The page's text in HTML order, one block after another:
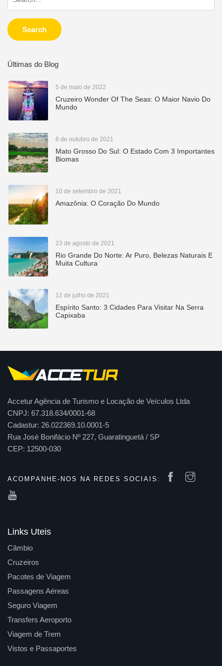
Search
Últimas do Blog
5 de maio de 2022
Cruzeiro Wonder Of The Seas: O Maior Navio Do
Mundo
6 de outubro de 2021
Mato Grosso Do Sul: O Estado Com 3 Importantes
Biomas
10 de setembro de 2021
Amazônia: O Coração Do Mundo
23 de agosto de 2021
Rio Grande Do Norte: Ar Puro, Belezas Naturais E
Muita Cultura
12 de julho de 2021
Espírito Santo: 3 Cidades Para Visitar Na Serra
Capixaba
Accetur Agência de Turismo e Locação de Veículos Ltda
CNPJ: 67.318.634/0001-68
Cadastur: 26.022369.10.0001-5
Rua José Bonifácio Nº 227, Guaratinguetá / SP
CEP: 12500-030
ACOMPANHE-NOS NA REDES SOCIAIS:
Links Uteis
Câmbio
Cruzeiros
Pacotes de Viagem
Passagens Aéreas
Seguro Viagem
Transfers Aeroporto
Viagem de Trem
Vistos e Passaportes